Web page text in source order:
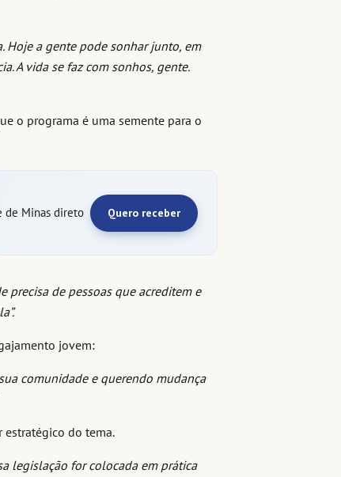
Hoje a gente pode sonhar junto, em
A vida se faz com sonhos, gente.
o programa é uma semente para o
de Minas direto
Quero receber
precisa de pessoas que acreditem e
jovem:
comunidade e querendo mudança
estratégico do tema.
legislação for colocada em prática